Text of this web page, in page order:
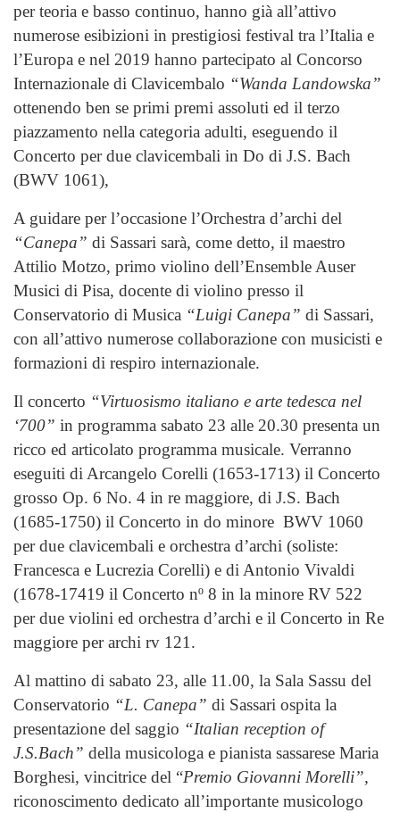
per teoria e basso continuo, hanno già all’attivo
numerose esibizioni in prestigiosi festival tra l’Italia e
l’Europa e nel 2019 hanno partecipato al Concorso
Internazionale di Clavicembalo “Wanda Landowska”
ottenendo ben se primi premi assoluti ed il terzo
piazzamento nella categoria adulti, eseguendo il
Concerto per due clavicembali in Do di J.S. Bach
(BWV 1061),
A guidare per l’occasione l’Orchestra d’archi del
“Canepa” di Sassari sarà, come detto, il maestro
Attilio Motzo, primo violino dell’Ensemble Auser
Musici di Pisa, docente di violino presso il
Conservatorio di Musica “Luigi Canepa” di Sassari,
con all’attivo numerose collaborazione con musicisti e
formazioni di respiro internazionale.
Il concerto “Virtuosismo italiano e arte tedesca nel
‘700” in programma sabato 23 alle 20.30 presenta un
ricco ed articolato programma musicale. Verranno
eseguiti di Arcangelo Corelli (1653-1713) il Concerto
grosso Op. 6 No. 4 in re maggiore, di J.S. Bach
(1685-1750) il Concerto in do minore BWV 1060
per due clavicembali e orchestra d’archi (soliste:
Francesca e Lucrezia Corelli) e di Antonio Vivaldi
(1678-17419 il Concerto nº 8 in la minore RV 522
per due violini ed orchestra d’archi e il Concerto in Re
maggiore per archi rv 121.
Al mattino di sabato 23, alle 11.00, la Sala Sassu del
Conservatorio “L. Canepa” di Sassari ospita la
presentazione del saggio “Italian reception of
J.S.Bach” della musicologa e pianista sassarese Maria
Borghesi, vincitrice del “Premio Giovanni Morelli”,
riconoscimento dedicato all’importante musicologo